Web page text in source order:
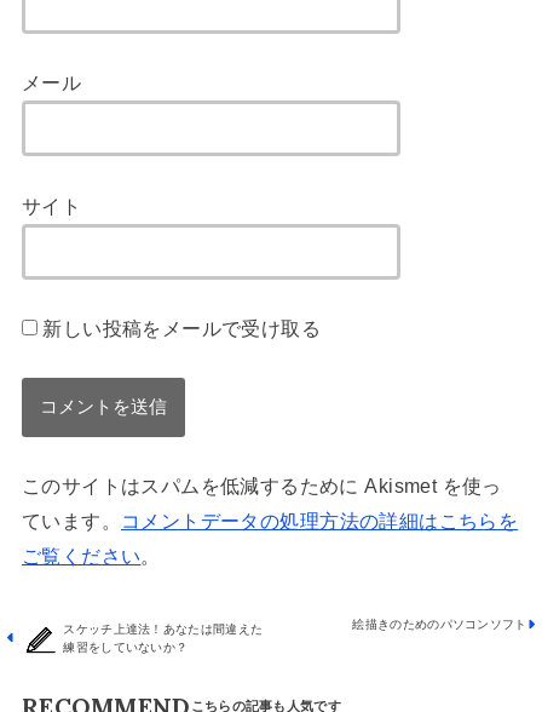
メール
サイト
新しい投稿をメールで受け取る
このサイトはスパムを低減するために Akismet を使っ
ています。
コメントデータの処理方法の詳細はこちらを
ご覧ください。
スケッチ上達法！あなたは間違えた
練習をしていないか？
絵描きのためのパソコンソフト